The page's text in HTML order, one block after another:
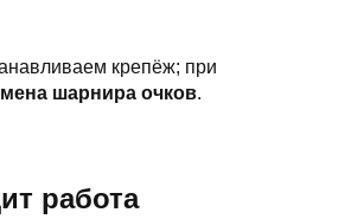
крепёж; при
шарнира очков.
работа